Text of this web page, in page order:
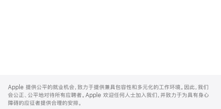
Footer
Apple 提供公平的就业机会，致力于提供兼具包容性和多元化的工作环境。因此，我们
会公正、公平地对待所有应聘者。Apple 欢迎任何人士加入我们，并致力于为具有身心
障碍的应征者提供合理的安排。